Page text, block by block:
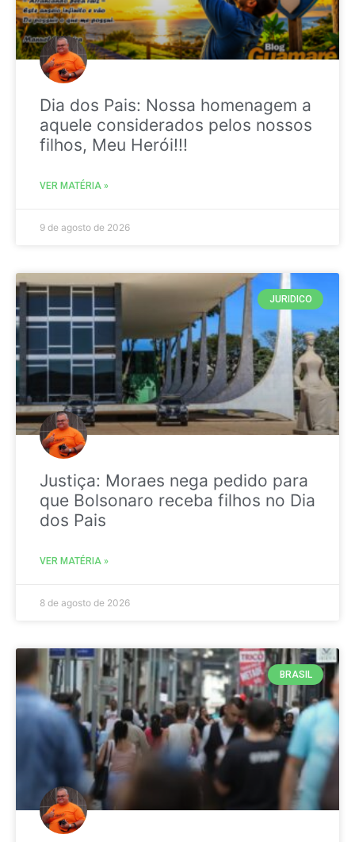
Dia dos Pais: Nossa homenagem a
aquele considerados pelos nossos
filhos, Meu Herói!!!
VER MATÉRIA »
9 de agosto de 2026
JURIDICO
Justiça: Moraes nega pedido para
que Bolsonaro receba filhos no Dia
dos Pais
VER MATÉRIA »
8 de agosto de 2026
BRASIL